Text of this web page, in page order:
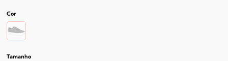
Cor
Tamanho